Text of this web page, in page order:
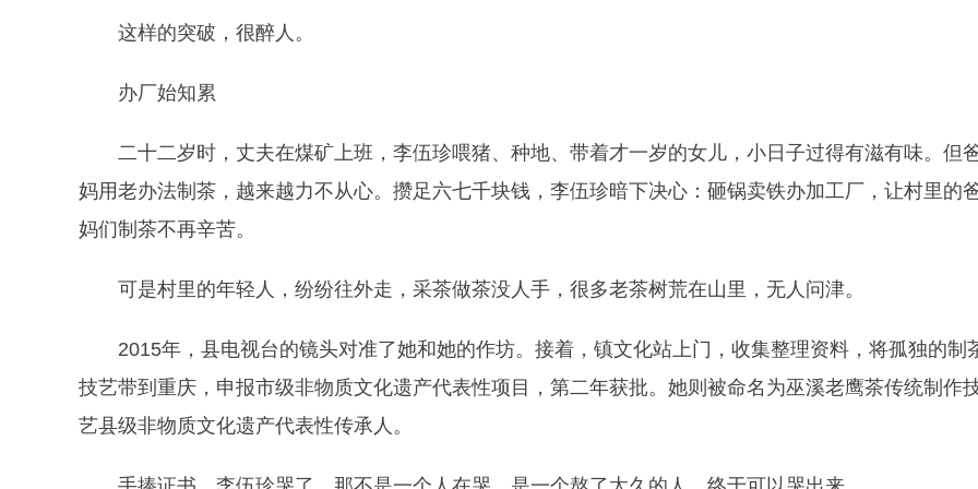
这样的突破，很醉人。
办厂始知累
二十二岁时，丈夫在煤矿上班，李伍珍喂猪、种地、带着才一岁的女儿，小日子过得有滋有味。但
妈用老办法制茶，越来越力不从心。攒足六七千块钱，李伍珍暗下决心：砸锅卖铁办加工厂，让村里的
妈们制茶不再辛苦。
可是村里的年轻人，纷纷往外走，采茶做茶没人手，很多老茶树荒在山里，无人问津。
2015年，县电视台的镜头对准了她和她的作坊。接着，镇文化站上门，收集整理资料，将孤独的制
技艺带到重庆，申报市级非物质文化遗产代表性项目，第二年获批。她则被命名为巫溪老鹰茶传统制作
艺县级非物质文化遗产代表性传承人。